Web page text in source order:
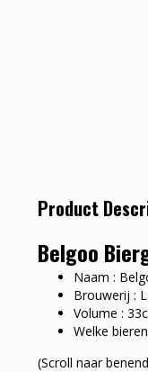
Product
Belgoo
Naam :
Brouwerij :
Volume :
Welke
(Scroll naar